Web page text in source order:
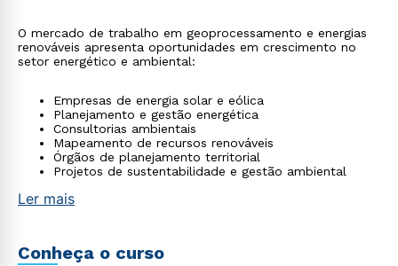
O mercado de trabalho em geoprocessamento e energias
renováveis apresenta oportunidades em crescimento no
setor energético e ambiental:
Empresas de energia solar e eólica
Planejamento e gestão energética
Consultorias ambientais
Mapeamento de recursos renováveis
Órgãos de planejamento territorial
Projetos de sustentabilidade e gestão ambiental
Ler mais
Conheça o curso